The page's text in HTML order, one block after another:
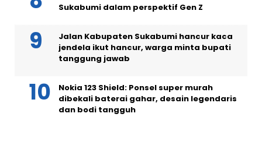
Sukabumi dalam perspektif Gen Z
Jalan Kabupaten Sukabumi hancur kaca
jendela ikut hancur, warga minta bupati
tanggung jawab
Nokia 123 Shield: Ponsel super murah
dibekali baterai gahar, desain legendaris
dan bodi tangguh